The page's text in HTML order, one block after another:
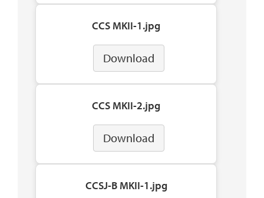
CCS MKII-1.jpg
Download
CCS MKII-2.jpg
Download
CCSJ-B MKII-1.jpg